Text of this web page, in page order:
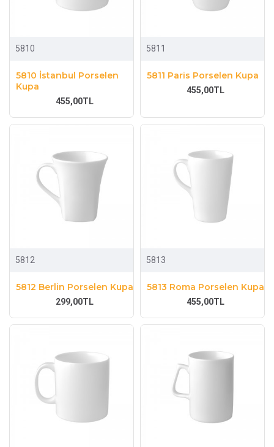
5810
5810 İstanbul Porselen
Kupa
455,00TL
5811
5811 Paris Porselen Kupa
455,00TL
5812
5812 Berlin Porselen Kupa
299,00TL
5813
5813 Roma Porselen Kupa
455,00TL